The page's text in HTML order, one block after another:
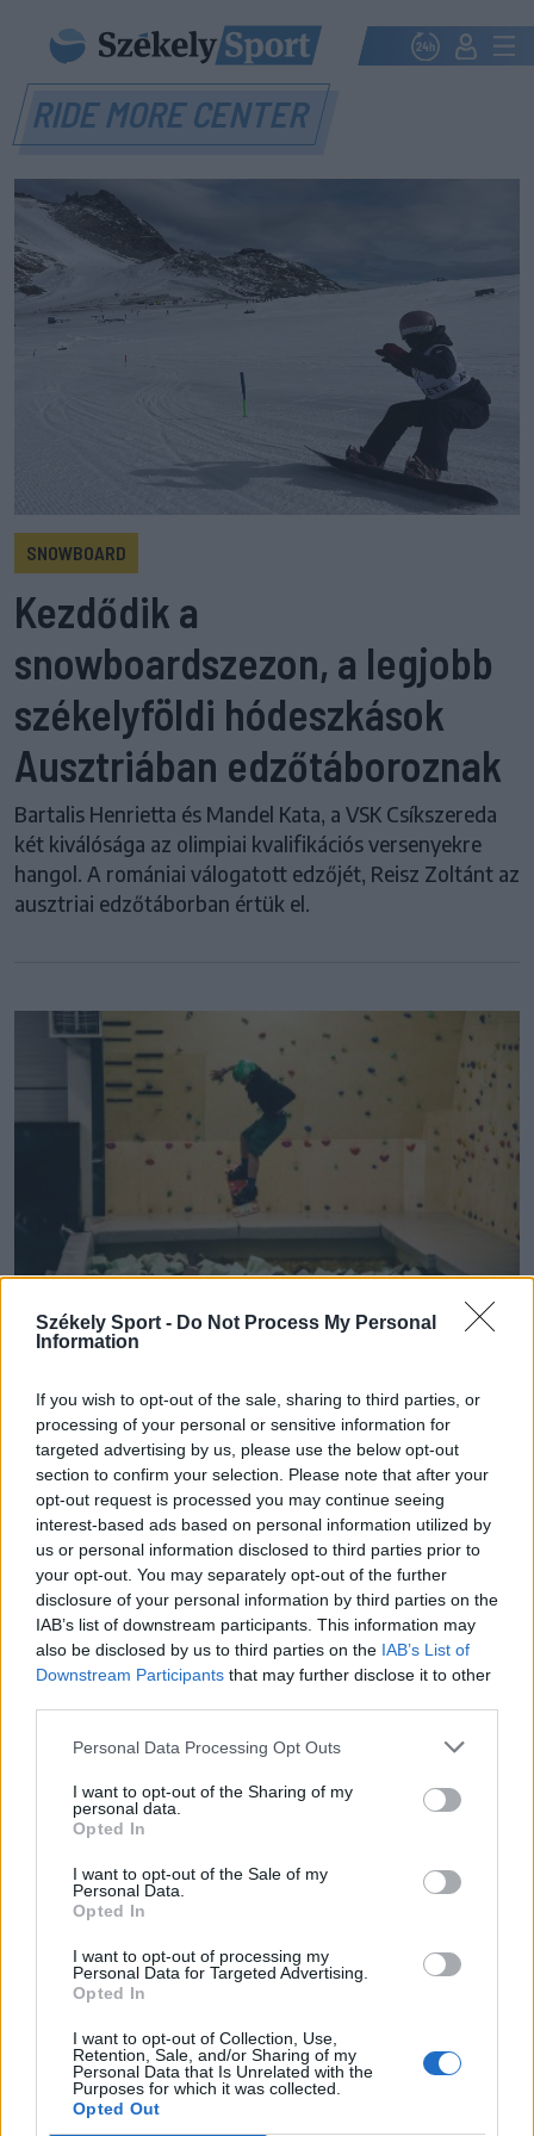
Székely Sport - Do Not Process My Personal
Information
If you wish to opt-out of the sale, sharing to third parties, or
processing of your personal or sensitive information for
targeted advertising by us, please use the below opt-out
section to confirm your selection. Please note that after your
opt-out request is processed you may continue seeing
interest-based ads based on personal information utilized by
us or personal information disclosed to third parties prior to
your opt-out. You may separately opt-out of the further
disclosure of your personal information by third parties on the
IAB’s list of downstream participants. This information may
also be disclosed by us to third parties on the IAB’s List of
Downstream Participants that may further disclose it to other
Personal Data Processing Opt Outs
I want to opt-out of the Sharing of my
personal data.
Opted In
I want to opt-out of the Sale of my
Personal Data.
Opted In
I want to opt-out of processing my
Personal Data for Targeted Advertising.
Opted In
I want to opt-out of Collection, Use,
Retention, Sale, and/or Sharing of my
Personal Data that Is Unrelated with the
Purposes for which it was collected.
Opted Out
RIDE MORE CENTER
SNOWBOARD
Kezdődik a
snowboardszezon, a legjobb
székelyföldi hódeszkások
Ausztriában edzőtáboroznak
Bartalis Henrietta és Mandel Kata, a VSK Csíkszereda
két kiválósága az olimpiai kvalifikációs versenyekre
hangol. A romániai válogatott edzőjét, Reisz Zoltánt az
ausztriai edzőtáborban értük el.
A hely, ahol a mozgás élmény, a fejlődés
garantált
A mozgásnak fejlesztő hatása és egészségmegőrző
ereje van, ezt a szemléletet képviseli a Csíkszeredában
működő Ride More Center, amely az utóbbi években az
egyik legnépszerűbb sport- és élményközponttá vált a
régióban.
24 ÓRA LEGOLVASOTTABB
13:45
Súlyos veszteség, kilenc hónapra eltiltották a Sepsi
OSK csapatkapitányát
Új sportággal ismerkedhet meg Székelyudvarhely,
nemzetközi diszkgolf-versenyt rendeznek
Stabil védekezés és céltudatos támadás – így
készült a Farul ellen az FK